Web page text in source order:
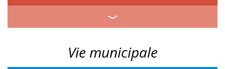
Vie municipale